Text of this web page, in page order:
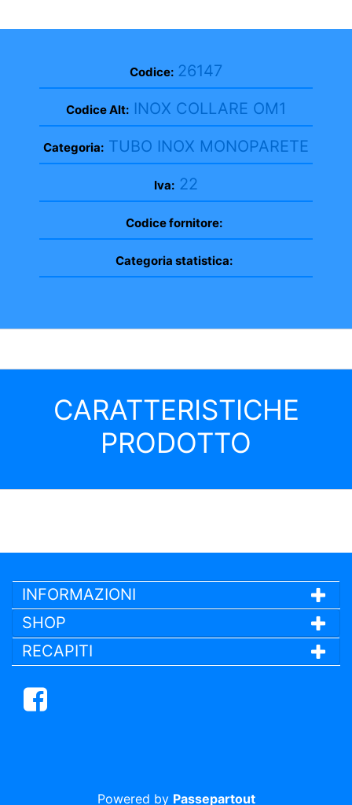
Codice: 26147
Codice Alt: INOX COLLARE OM1
Categoria: TUBO INOX MONOPARETE
Iva: 22
Codice fornitore:
Categoria statistica:
CARATTERISTICHE
PRODOTTO
INFORMAZIONI
SHOP
RECAPITI
Facebook
Powered by Passepartout